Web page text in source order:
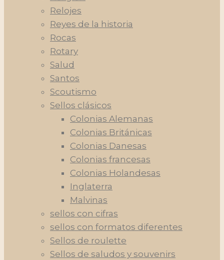
Relojes
Reyes de la historia
Rocas
Rotary
Salud
Santos
Scoutismo
Sellos clásicos
Colonias Alemanas
Colonias Británicas
Colonias Danesas
Colonias francesas
Colonias Holandesas
Inglaterra
Malvinas
sellos con cifras
sellos con formatos diferentes
Sellos de roulette
Sellos de saludos y souvenirs